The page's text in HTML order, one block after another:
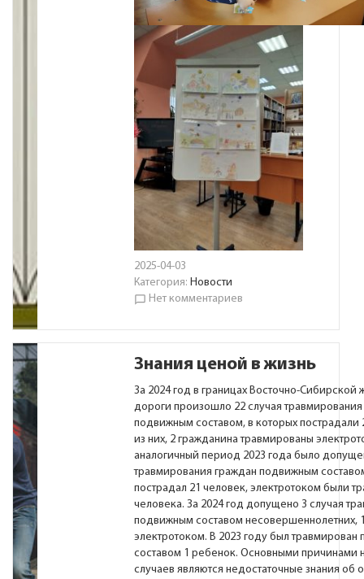
2025-04-03
Категория: Новости
chat_bubble_outline Нет комментариев
Знания ценой в жизнь
За 2024 год в границах Восточно-Сибирской
дороги произошло 22 случая
подвижным составом, в которых пострадали
из них, 2 гражданина травмированы
аналогичный период 2023 года было
травмирования граждан подвижным
пострадал 21 человек, электротоком были
человека. За 2024 год допущено 3 случая
подвижным составом несовершеннолетних,
электротоком. В 2023 году был
составом 1 ребенок. Основными причинами
случаев являются недостаточные знания об